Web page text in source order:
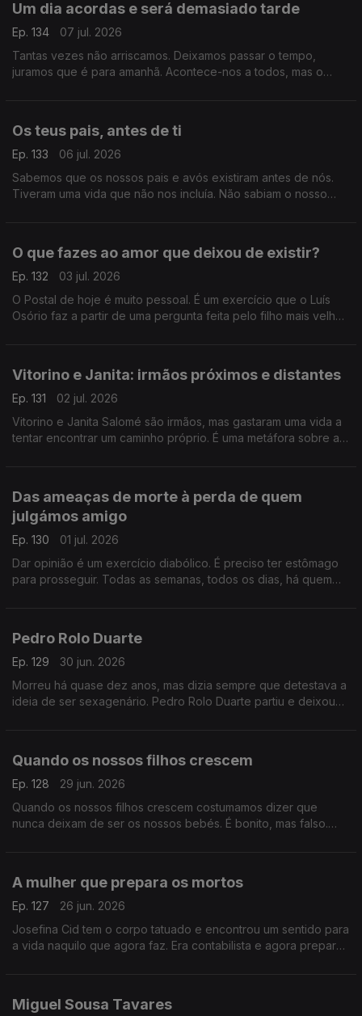
Um dia acordas e será demasiado tarde
Ep. 134
07 jul. 2026
Tantas vezes não arriscamos. Deixamos passar o tempo,
juramos que é para amanhã. Acontece-nos a todos, mas o
Os teus pais, antes de ti
Ep. 133
06 jul. 2026
Sabemos que os nossos pais e avós existiram antes de nós.
Tiveram uma vida que não nos incluía. Não sabiam o nosso
O que fazes ao amor que deixou de existir?
Ep. 132
03 jul. 2026
O Postal de hoje é muito pessoal. É um exercício que o Luís
Osório faz a partir de uma pergunta feita pelo filho mais velho.
Vitorino e Janita: irmãos próximos e distantes
Ep. 131
02 jul. 2026
Vitorino e Janita Salomé são irmãos, mas gastaram uma vida a
tentar encontrar um caminho próprio. É uma metáfora sobre a
Das ameaças de morte à perda de quem
julgámos amigo
Ep. 130
01 jul. 2026
Dar opinião é um exercício diabólico. É preciso ter estômago
para prosseguir. Todas as semanas, todos os dias, há quem
Pedro Rolo Duarte
Ep. 129
30 jun. 2026
Morreu há quase dez anos, mas dizia sempre que detestava a
ideia de ser sexagenário. Pedro Rolo Duarte partiu e deixou
Quando os nossos filhos crescem
Ep. 128
29 jun. 2026
Quando os nossos filhos crescem costumamos dizer que
nunca deixam de ser os nossos bebés. É bonito, mas falso.
A mulher que prepara os mortos
Ep. 127
26 jun. 2026
Josefina Cid tem o corpo tatuado e encontrou um sentido para
a vida naquilo que agora faz. Era contabilista e agora prepara
Miguel Sousa Tavares